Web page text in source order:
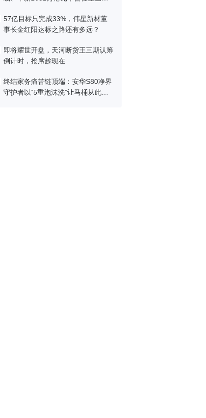
57亿目标只完成33%，伟星新材董
事长金红阳达标之路还有多远？
即将耀世开盘，天河断货王三期认筹
倒计时，抢席趁现在
终结家务痛苦链顶端：安华S80净界
守护者以“5重泡沫洗”让马桶从此免